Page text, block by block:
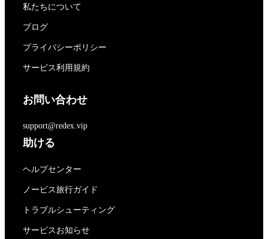
私たちについて
ブログ
プライバシーポリシー
サービス利用規約
お問い合わせ
support@redex.vip
助ける
ヘルプセンター
ノービス旅行ガイド
トラブルシューティング
サービスお知らせ